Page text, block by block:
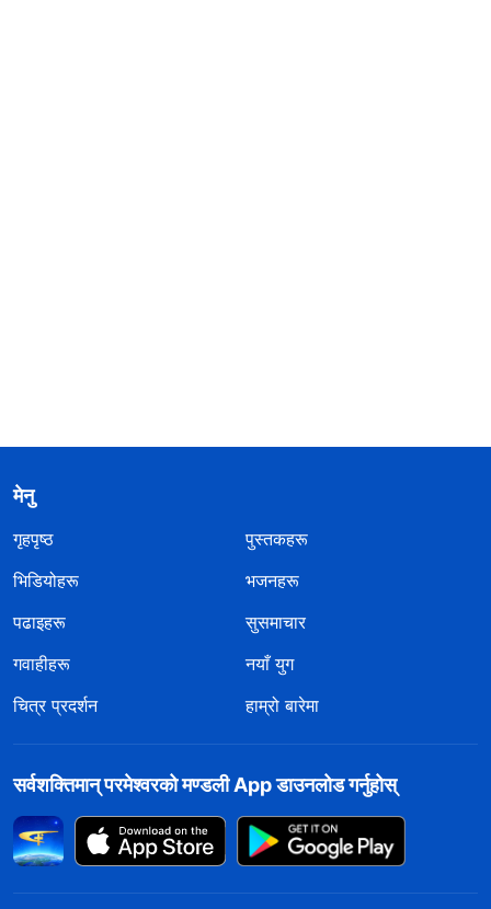
मेनु
गृहपृष्ठ
पुस्तकहरू
भिडियोहरू
भजनहरू
पढाइहरू
सुसमाचार
गवाहीहरू
नयाँ युग
चित्र प्रदर्शन
हाम्रो बारेमा
सर्वशक्तिमान्‌ परमेश्‍वरको मण्डली App डाउनलोड गर्नुहोस्